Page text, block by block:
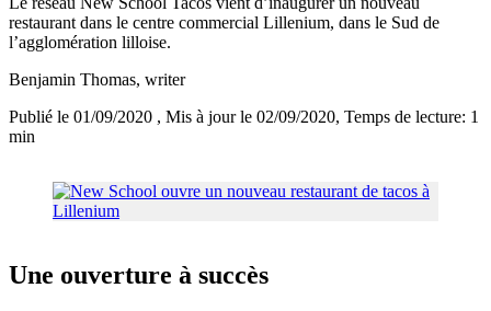
restaurant dans le centre commercial Lillenium, dans le Sud de
l’agglomération lilloise.
Benjamin Thomas, writer
Publié le 01/09/2020 , Mis à jour le 02/09/2020, Temps de lecture: 1
min
Une ouverture à succès